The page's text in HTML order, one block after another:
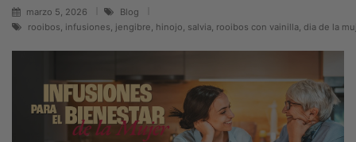
marzo 5, 2026
Blog
rooibos, infusiones, jengibre, hinojo, salvia, rooibos con vainilla, dia de la